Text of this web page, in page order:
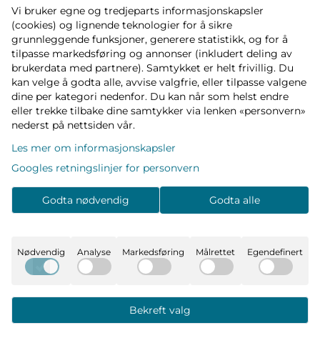
GRATIS FRAKT
på bestillinger over 999,-
LEVERING 1-3 UKE DAGER
Vi sender med PostNord,
Bring & Porterbuddy
GRATIS BYTTE
Retur (79,-)
SIKKER BETALING
KUNDESERVICE
Tlf: 33 20 00 60 (man-fre: 08:30 - 15:00)
Vi bruker egne og tredjeparts informasjonskapsler
(cookies) og lignende teknologier for å sikre
grunnleggende funksjoner, generere statistikk, og for å
tilpasse markedsføring og annonser (inkludert deling av
brukerdata med partnere). Samtykket er helt frivillig. Du
kan velge å godta alle, avvise valgfrie, eller tilpasse valgene
dine per kategori nedenfor. Du kan når som helst endre
eller trekke tilbake dine samtykker via lenken «personvern»
nederst på nettsiden vår.
Les mer om informasjonskapsler
Googles retningslinjer for personvern
Godta nødvendig Godta alle
Nødvendig Analyse Markedsføring Målrettet Egendefinert
Bekreft valg